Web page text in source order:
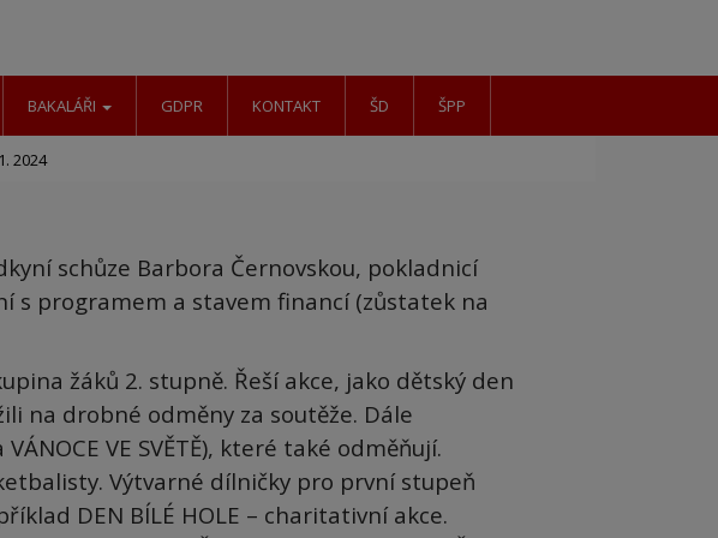
BAKALÁŘI GDPR KONTAKT ŠD ŠPP
2024
schůze Barbora Černovskou, pokladnicí
s programem a stavem financí (zůstatek na
žáků 2. stupně. Řeší akce, jako dětský den
na drobné odměny za soutěže. Dále
VE SVĚTĚ), které také odměňují.
Výtvarné dílničky pro první stupeň
DEN BÍLÉ HOLE – charitativní akce.